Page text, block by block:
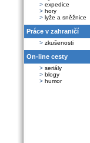
> expedice
> hory
> lyže a sněžnice
Práce v zahraničí
> zkušenosti
On-line cesty
> seriály
> blogy
> humor